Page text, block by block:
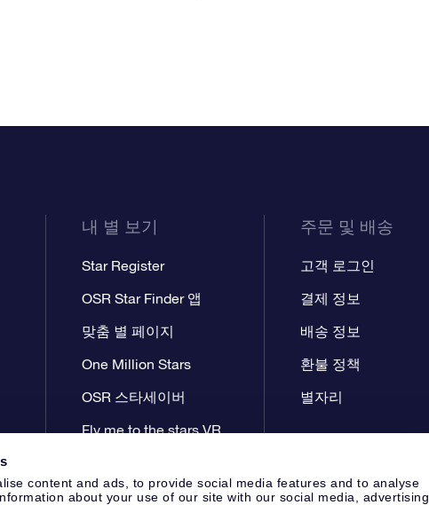
content and ads, to provide social media features and to analyse
about your use of our site with our social media, advertising
내 별 보기
Star Register
OSR Star Finder 앱
맞춤 별 페이지
One Million Stars
OSR 스타세이버
Fly me to the stars VR
주문 및 배송
고객 로그인
결제 정보
배송 정보
환불 정책
별자리